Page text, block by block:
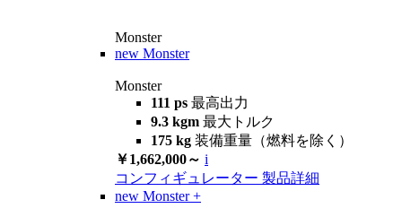
Monster
new Monster
Monster
111 ps 最高出力
9.3 kgm 最大トルク
175 kg 装備重量（燃料を除く）
￥1,662,000～ i
コンフィギュレーター 製品詳細
new Monster +